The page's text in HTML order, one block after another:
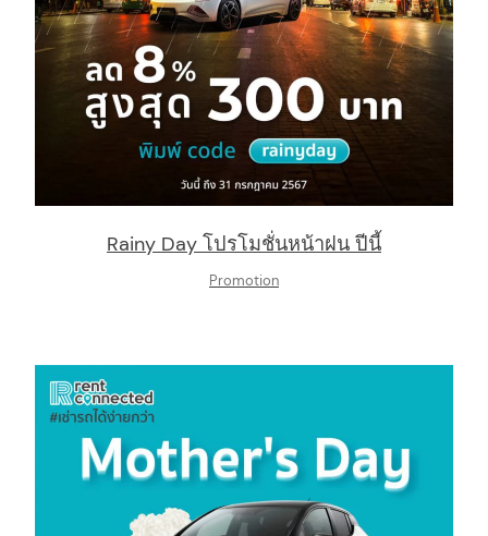
Rainy Day โปรโมชั่นหน้าฝน ปีนี้
Promotion